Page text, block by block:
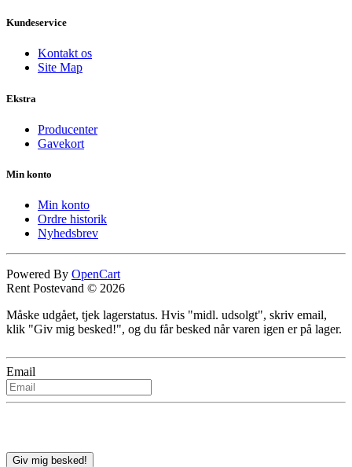
Kundeservice
Kontakt os
Site Map
Ekstra
Producenter
Gavekort
Min konto
Min konto
Ordre historik
Nyhedsbrev
Powered By OpenCart
Rent Postevand © 2026
Måske udgået, tjek lagerstatus. Hvis "midl. udsolgt", skriv email,
klik "Giv mig besked!", og du får besked når varen igen er på lager.
Email
Giv mig besked!